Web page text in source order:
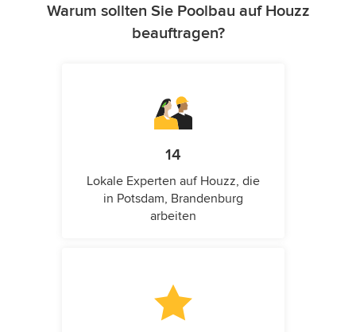
Warum sollten Sie Poolbau auf Houzz
beauftragen?
14
Lokale Experten auf Houzz, die
in Potsdam, Brandenburg
arbeiten